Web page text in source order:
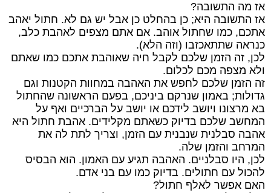
אז מה התשובה?
אז התשובה היא; כן בהחלט כן אבל יש גם לא. חתול יאהב
אתכם, כמו שחתול אוהב. אם אתם מצפים לאהבת כלב,
כנראה שתתאכזבו (וזה הלא).
לכן, זה הזמן שלכם לקבל חיה שאוהבת אתכם כמו שאתם
ולא מצפה מכם לכלום.
זה הזמן שלכם לחפש את האהבה במחוות הקטנות וגם
גדולות; באמון שנרקם ביניכם, בפעם הראשונה שהחתול
בא מרצונו ויושב לידכם או יושב על הברכיים ואף על
המחשב שלכם בדיוק כשאתם מקלידים. אהבת חתול היא
אהבה סבלנית שנבנית עם הזמן, וצריך לתת לה את
המרחב והזמן שלה.
לכן, היו סבלניים. האהבה תגיע עם האמון. הוא הבסיס
להכול עם חתולים. בדיוק כמו עם בני אדם.
האם אפשר לאלף חתול?